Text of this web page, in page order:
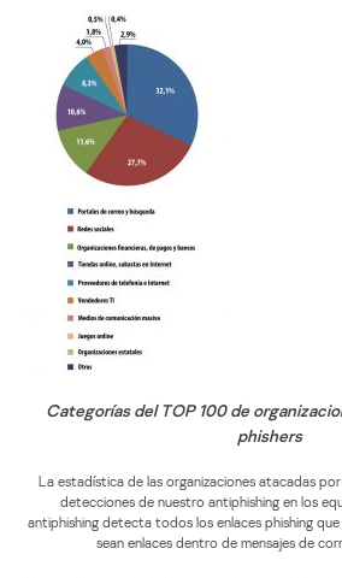
Categorías del TOP 100 de
phishers
La estadística de las organizaciones atacadas por
detecciones de nuestro antiphishing en los
antiphishing detecta todos los enlaces phishing
sean enlaces dentro de mensajes de